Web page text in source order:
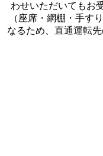
わせいただいてもお
（座席・網棚・手す
なるため、直通運転